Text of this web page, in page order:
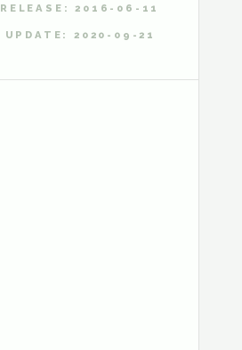
RELEASE: 2016-06-11
UPDATE: 2020-09-21